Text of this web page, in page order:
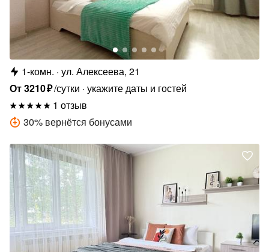
1-комн. ул. Алексеева, 21
От3210₽/сутки укажите даты и гостей
1 отзыв
30% вернётся бонусами